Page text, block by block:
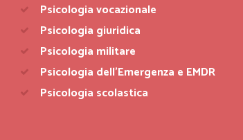
Psicologia vocazionale
Psicologia giuridica
Psicologia militare
Psicologia dell’Emergenza e EMDR
Psicologia scolastica